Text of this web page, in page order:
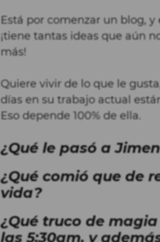
Está por comenzar un blog,
¡tiene tantas ideas que aún
más!
Quiere vivir de lo que le
días en su trabajo actual
Eso depende 100% de ella.
¿Qué le pasó a
¿Qué comió que de
vida?
¿Qué truco de
las 5:30am. y